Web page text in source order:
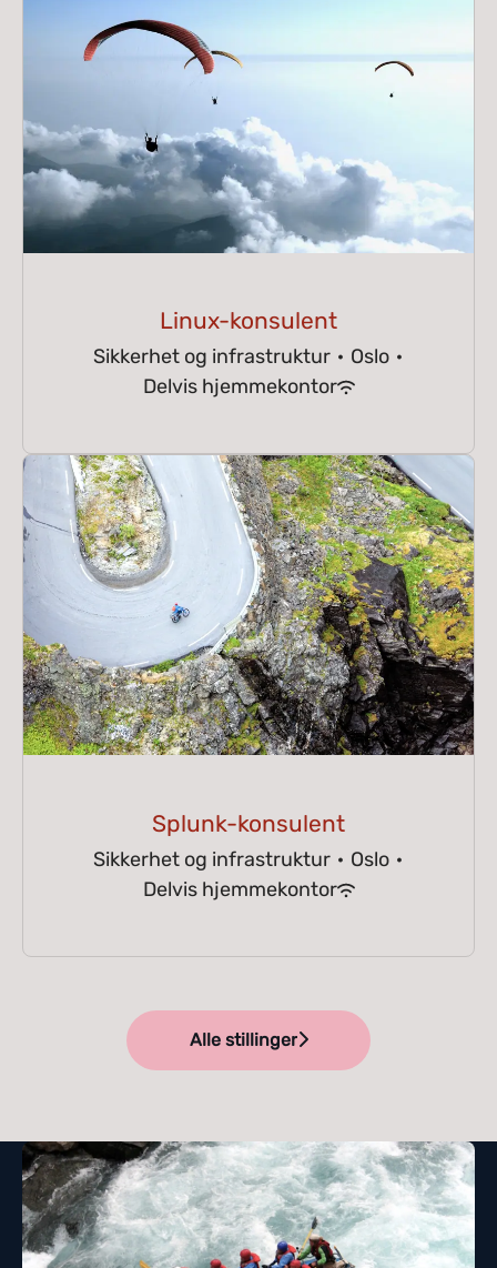
Linux-konsulent
Sikkerhet og infrastruktur · Oslo ·
Delvis hjemmekontor
Splunk-konsulent
Sikkerhet og infrastruktur · Oslo ·
Delvis hjemmekontor
Alle stillinger